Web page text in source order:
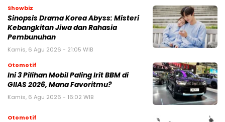
Showbiz
Sinopsis Drama Korea Abyss: Misteri
Kebangkitan Jiwa dan Rahasia
Pembunuhan
Kamis, 6 Agu 2026 - 21:05 WIB
Otomotif
Ini 3 Pilihan Mobil Paling Irit BBM di
GIIAS 2026, Mana Favoritmu?
Kamis, 6 Agu 2026 - 16:02 WIB
Otomotif